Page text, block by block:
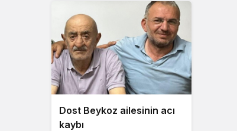
Dost Beykoz ailesinin acı
kaybı